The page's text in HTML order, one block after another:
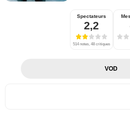
Spectateurs
2,2
514 notes, 48 critiques
VOD